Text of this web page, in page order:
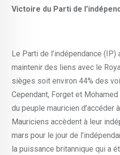
Victoire du Parti de
Le Parti de l’indépendance
maintenir des liens avec le
sièges soit environ 44% des
Cependant, Forget et
du peuple mauricien d’accéder
Mauriciens accèdent à leur
mars pour le jour de
la puissance britannique qui a